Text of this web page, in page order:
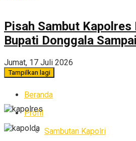
Pisah Sambut Kapolres
Bupati Donggala
Jumat, 17 Juli 2026
Tampilkan lagi
Beranda
Profil
Sambutan Kapolri